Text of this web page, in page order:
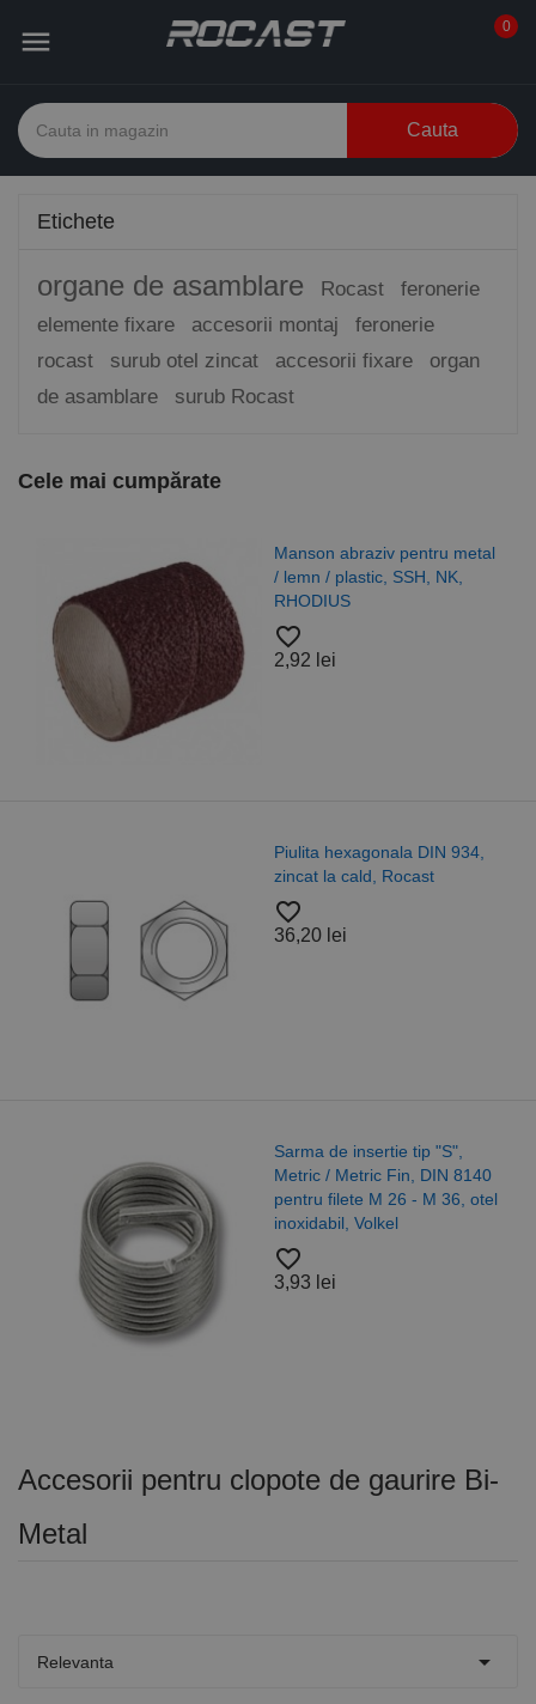
 0
Cauta
Etichete
organe de asamblare Rocast
feronerie
elemente fixare
accesorii montaj
feronerie
rocast
surub otel zincat accesorii fixare
organ
de asamblare
surub Rocast
Cele mai cumpărate
Manson abraziv pentru metal
/ lemn / plastic, SSH, NK,
RHODIUS
favorite_border
2,92 lei
Piulita hexagonala DIN 934,
zincat la cald, Rocast
favorite_border
36,20 lei
Sarma de insertie tip "S",
Metric / Metric Fin, DIN 8140
pentru filete M 26 - M 36, otel
inoxidabil, Volkel
favorite_border
3,93 lei
Accesorii pentru clopote de gaurire Bi-
Metal
Relevanta 